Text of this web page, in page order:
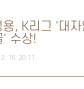
용, K리그 '대
' 수상!
16. 20:11